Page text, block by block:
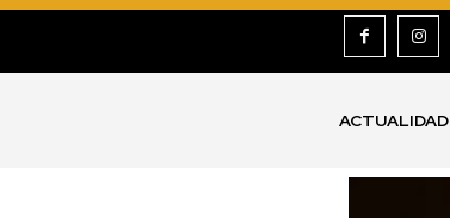
ACTUALIDAD